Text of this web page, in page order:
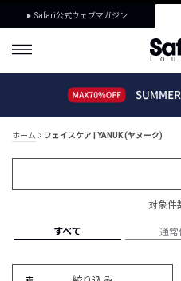
Safari公式ウェブマガジン
ホーム フェイスケア | YANUK (ヤヌーク)
対象件
すべて 通常